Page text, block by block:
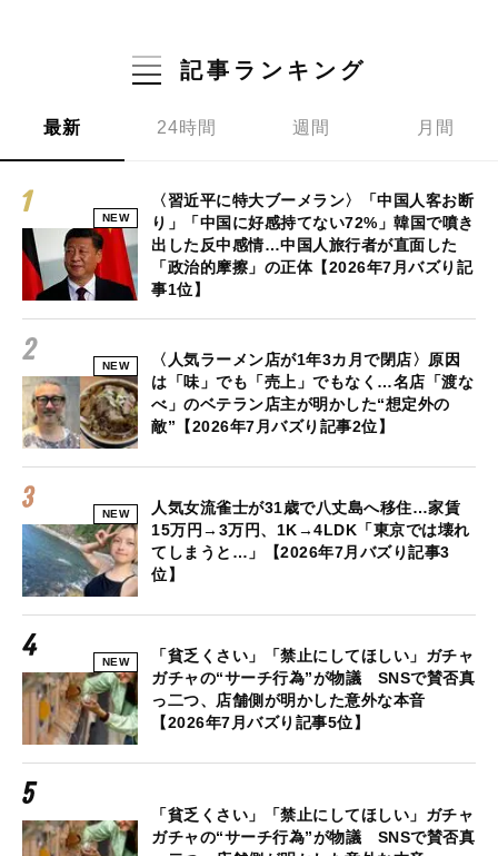
記事ランキング
最新 24時間 週間 月間
NEW
〈習近平に特大ブーメラン〉「中国人客お断
り」「中国に好感持てない72%」韓国で噴き
出した反中感情…中国人旅行者が直面した
「政治的摩擦」の正体【2026年7月バズり記
事1位】
NEW
〈人気ラーメン店が1年3カ月で閉店〉原因
は「味」でも「売上」でもなく…名店「渡な
べ」のベテラン店主が明かした“想定外の
敵”【2026年7月バズり記事2位】
NEW
人気女流雀士が31歳で八丈島へ移住…家賃
15万円→3万円、1K→4LDK「東京では壊れ
てしまうと…」【2026年7月バズり記事3
位】
NEW
「貧乏くさい」「禁止にしてほしい」ガチャ
ガチャの“サーチ行為”が物議 SNSで賛否真
っ二つ、店舗側が明かした意外な本音
【2026年7月バズり記事5位】
「貧乏くさい」「禁止にしてほしい」ガチャ
ガチャの“サーチ行為”が物議 SNSで賛否真